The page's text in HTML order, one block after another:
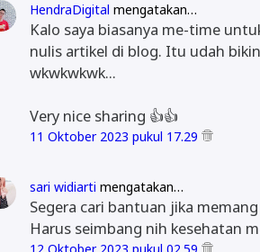
HendraDigital mengatakan…
Kalo saya biasanya me-time
nulis artikel di blog. Itu udah
wkwkwkwk...
Very nice sharing 👍👍
11 Oktober 2023 pukul 17.29
sari widiarti mengatakan…
Segera cari bantuan jika
Harus seimbang nih kesehatan